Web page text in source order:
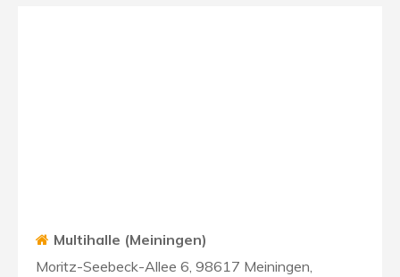
Multihalle (Meiningen)
Moritz-Seebeck-Allee 6, 98617 Meiningen,